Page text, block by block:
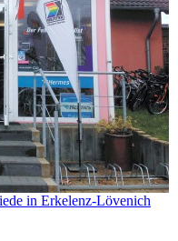
in Erkelenz-Lövenich